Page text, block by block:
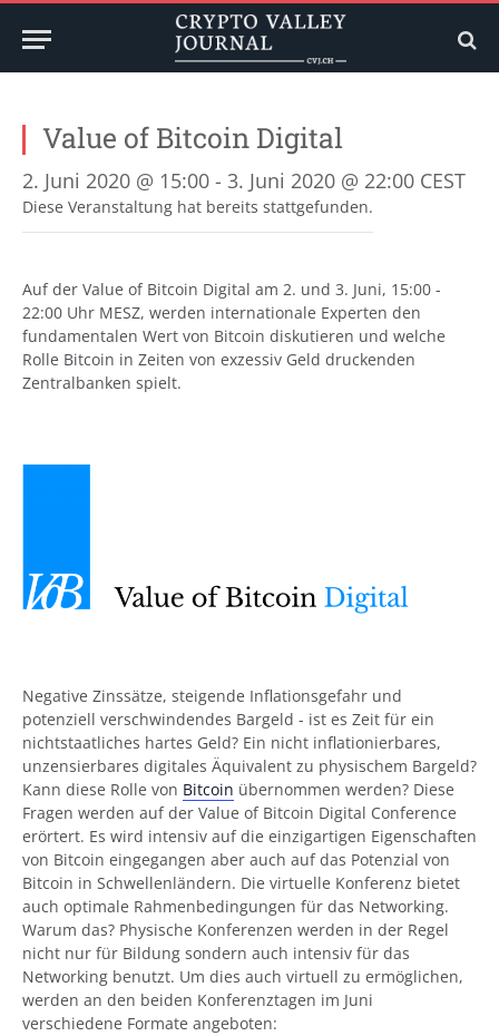
Value of Bitcoin Digital
2. Juni 2020 @ 15:00 - 3. Juni 2020 @ 22:00 CEST
Diese Veranstaltung hat bereits stattgefunden.
Auf der Value of Bitcoin Digital am 2. und 3. Juni, 15:00 -
22:00 Uhr MESZ, werden internationale Experten den
fundamentalen Wert von Bitcoin diskutieren und welche
Rolle Bitcoin in Zeiten von exzessiv Geld druckenden
Zentralbanken spielt.
Negative Zinssätze, steigende Inflationsgefahr und
potenziell verschwindendes Bargeld - ist es Zeit für ein
nichtstaatliches hartes Geld? Ein nicht inflationierbares,
unzensierbares digitales Äquivalent zu physischem Bargeld?
Kann diese Rolle von Bitcoin übernommen werden? Diese
Fragen werden auf der Value of Bitcoin Digital Conference
erörtert. Es wird intensiv auf die einzigartigen Eigenschaften
von Bitcoin eingegangen aber auch auf das Potenzial von
Bitcoin in Schwellenländern. Die virtuelle Konferenz bietet
auch optimale Rahmenbedingungen für das Networking.
Warum das? Physische Konferenzen werden in der Regel
nicht nur für Bildung sondern auch intensiv für das
Networking benutzt. Um dies auch virtuell zu ermöglichen,
werden an den beiden Konferenztagen im Juni
verschiedene Formate angeboten: